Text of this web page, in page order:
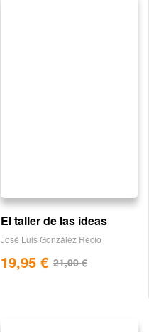
El taller de las ideas
José Luis González Recio
21,00€
19,95 €